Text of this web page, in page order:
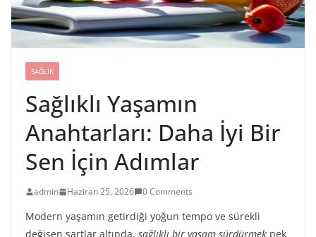
SAĞLIK
Sağlıklı Yaşamın
Anahtarları: Daha İyi Bir
Sen İçin Adımlar
admin Haziran 25, 2026 0 Comments
Modern yaşamın getirdiği yoğun tempo ve sürekli
değişen şartlar altında, sağlıklı bir yaşam sürdürmek pek